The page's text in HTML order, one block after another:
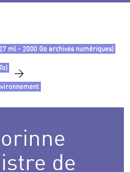
ml - 2000 Go archives numériques)
>
de